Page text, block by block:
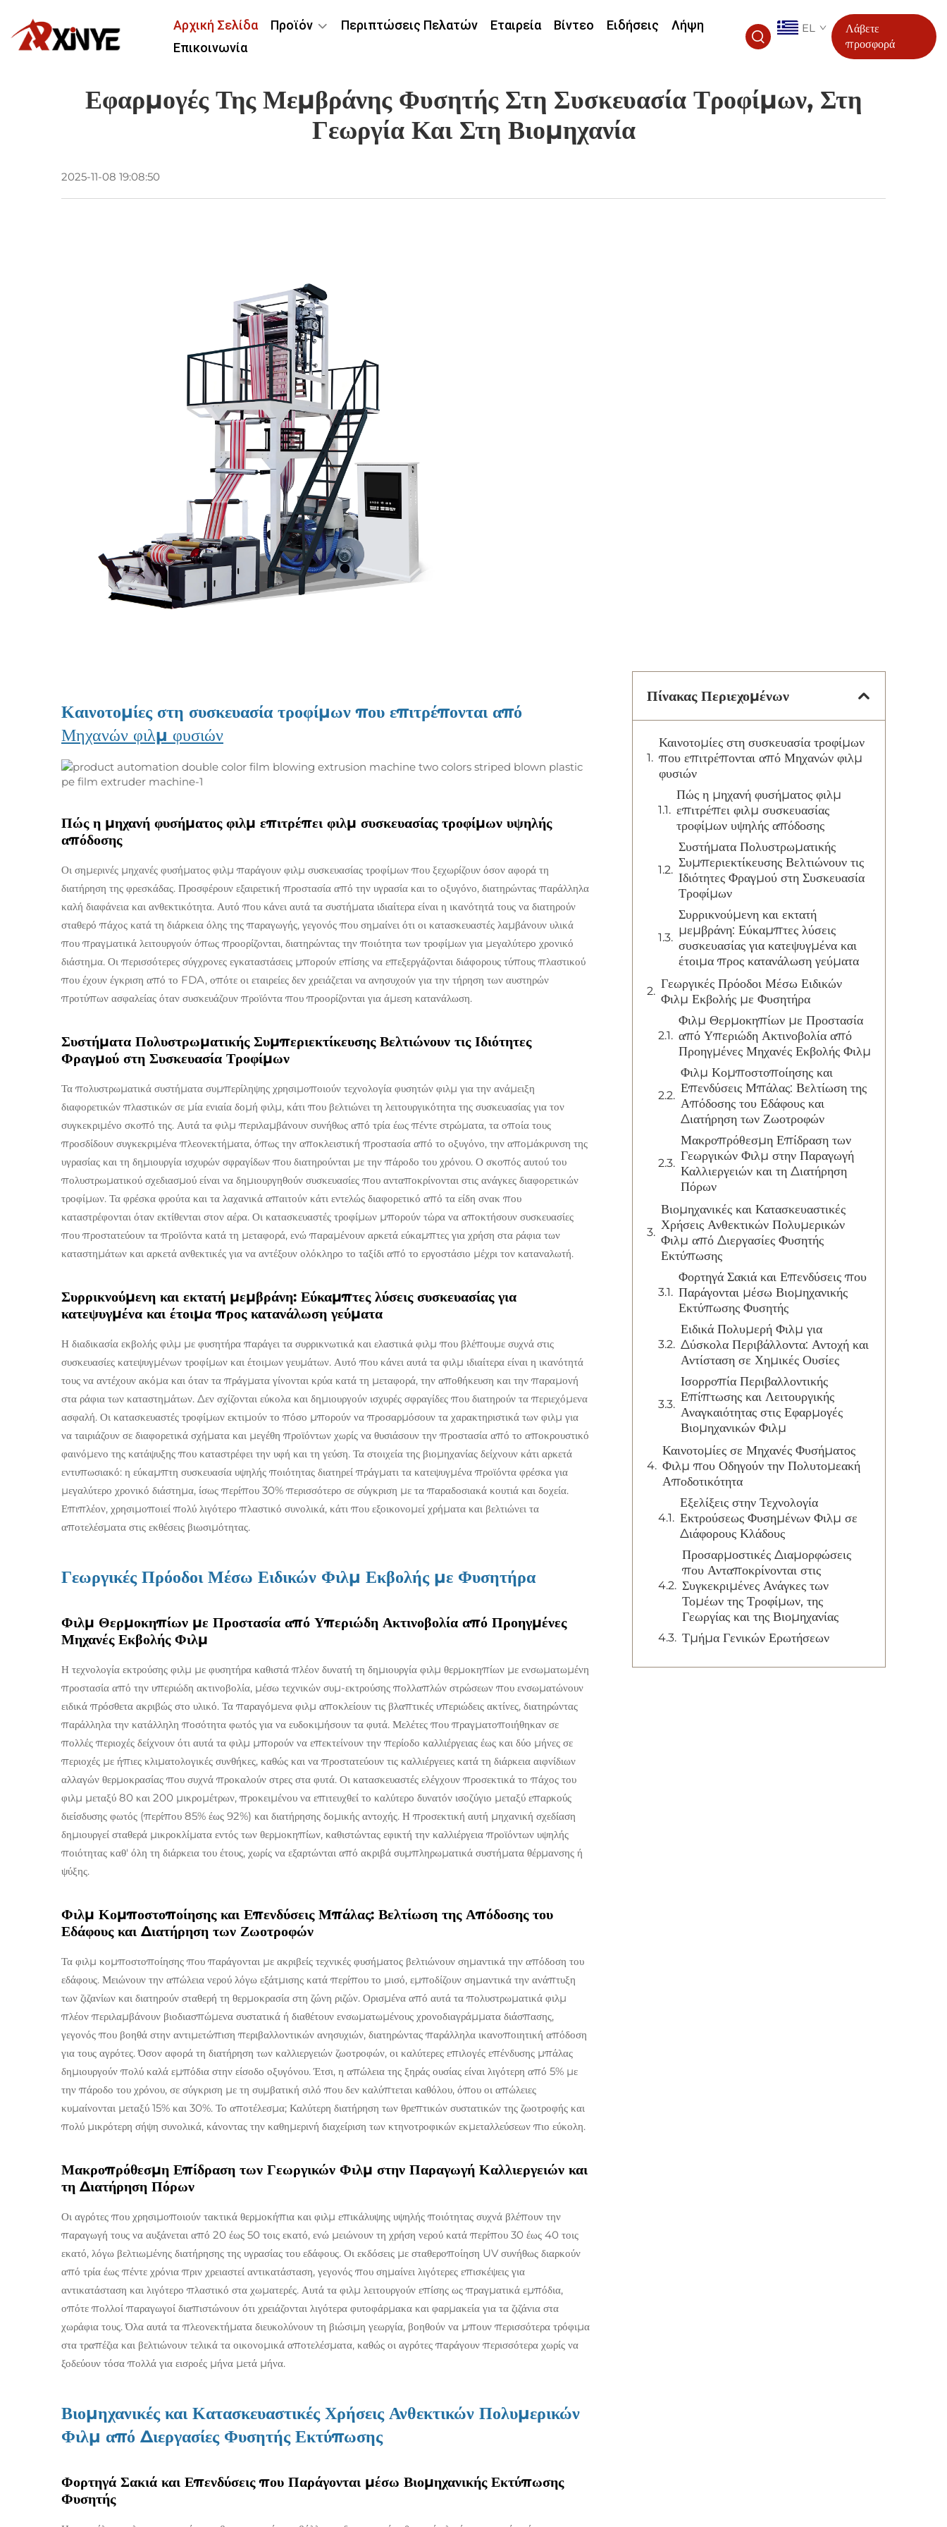
Αρχική Σελίδα Προϊόν Περιπτώσεις Πελατών Εταιρεία Βίντεο Ειδήσεις
Λήψη
Επικοινωνία
EL
Λάβετε
προσφορά
Εφαρμογές Της Μεμβράνης Φυσητής Στη Συσκευασία Τροφίμων, Στη
Γεωργία Και Στη Βιομηχανία
2025-11-08 19:08:50
Καινοτομίες στη συσκευασία τροφίμων που επιτρέπονται από
Μηχανών φιλμ φυσιών
Πώς η μηχανή φυσήματος φιλμ επιτρέπει φιλμ συσκευασίας τροφίμων υψηλής
απόδοσης
Οι σημερινές μηχανές φυσήματος φιλμ παράγουν φιλμ συσκευασίας τροφίμων που ξεχωρίζουν όσον αφορά τη
διατήρηση της φρεσκάδας. Προσφέρουν εξαιρετική προστασία από την υγρασία και το οξυγόνο, διατηρώντας παράλληλα
καλή διαφάνεια και ανθεκτικότητα. Αυτό που κάνει αυτά τα συστήματα ιδιαίτερα είναι η ικανότητά τους να διατηρούν
σταθερό πάχος κατά τη διάρκεια όλης της παραγωγής, γεγονός που σημαίνει ότι οι κατασκευαστές λαμβάνουν υλικά
που πραγματικά λειτουργούν όπως προορίζονται, διατηρώντας την ποιότητα των τροφίμων για μεγαλύτερο χρονικό
διάστημα. Οι περισσότερες σύγχρονες εγκαταστάσεις μπορούν επίσης να επεξεργάζονται διάφορους τύπους πλαστικού
που έχουν έγκριση από το FDA, οπότε οι εταιρείες δεν χρειάζεται να ανησυχούν για την τήρηση των αυστηρών
προτύπων ασφαλείας όταν συσκευάζουν προϊόντα που προορίζονται για άμεση κατανάλωση.
Συστήματα Πολυστρωματικής Συμπεριεκτίκευσης Βελτιώνουν τις Ιδιότητες
Φραγμού στη Συσκευασία Τροφίμων
Τα πολυστρωματικά συστήματα συμπερίληψης χρησιμοποιούν τεχνολογία φυσητών φιλμ για την ανάμειξη
διαφορετικών πλαστικών σε μία ενιαία δομή φιλμ, κάτι που βελτιώνει τη λειτουργικότητα της συσκευασίας για τον
συγκεκριμένο σκοπό της. Αυτά τα φιλμ περιλαμβάνουν συνήθως από τρία έως πέντε στρώματα, τα οποία τους
προσδίδουν συγκεκριμένα πλεονεκτήματα, όπως την αποκλειστική προστασία από το οξυγόνο, την απομάκρυνση της
υγρασίας και τη δημιουργία ισχυρών σφραγίδων που διατηρούνται με την πάροδο του χρόνου. Ο σκοπός αυτού του
πολυστρωματικού σχεδιασμού είναι να δημιουργηθούν συσκευασίες που ανταποκρίνονται στις ανάγκες διαφορετικών
τροφίμων. Τα φρέσκα φρούτα και τα λαχανικά απαιτούν κάτι εντελώς διαφορετικό από τα είδη σνακ που
καταστρέφονται όταν εκτίθενται στον αέρα. Οι κατασκευαστές τροφίμων μπορούν τώρα να αποκτήσουν συσκευασίες
που προστατεύουν τα προϊόντα κατά τη μεταφορά, ενώ παραμένουν αρκετά εύκαμπτες για χρήση στα ράφια των
καταστημάτων και αρκετά ανθεκτικές για να αντέξουν ολόκληρο το ταξίδι από το εργοστάσιο μέχρι τον καταναλωτή.
Συρρικνούμενη και εκτατή μεμβράνη: Εύκαμπτες λύσεις συσκευασίας για
κατεψυγμένα και έτοιμα προς κατανάλωση γεύματα
Η διαδικασία εκβολής φιλμ με φυσητήρα παράγει τα συρρικνωτικά και ελαστικά φιλμ που βλέπουμε συχνά στις
συσκευασίες κατεψυγμένων τροφίμων και έτοιμων γευμάτων. Αυτό που κάνει αυτά τα φιλμ ιδιαίτερα είναι η ικανότητά
τους να αντέχουν ακόμα και όταν τα πράγματα γίνονται κρύα κατά τη μεταφορά, την αποθήκευση και την παραμονή
στα ράφια των καταστημάτων. Δεν σχίζονται εύκολα και δημιουργούν ισχυρές σφραγίδες που διατηρούν τα περιεχόμενα
ασφαλή. Οι κατασκευαστές τροφίμων εκτιμούν το πόσο μπορούν να προσαρμόσουν τα χαρακτηριστικά των φιλμ για
να ταιριάζουν σε διαφορετικά σχήματα και μεγέθη προϊόντων χωρίς να θυσιάσουν την προστασία από το αποκρουστικό
φαινόμενο της κατάψυξης που καταστρέφει την υφή και τη γεύση. Τα στοιχεία της βιομηχανίας δείχνουν κάτι αρκετά
εντυπωσιακό: η εύκαμπτη συσκευασία υψηλής ποιότητας διατηρεί πράγματι τα κατεψυγμένα προϊόντα φρέσκα για
μεγαλύτερο χρονικό διάστημα, ίσως περίπου 30% περισσότερο σε σύγκριση με τα παραδοσιακά κουτιά και δοχεία.
Επιπλέον, χρησιμοποιεί πολύ λιγότερο πλαστικό συνολικά, κάτι που εξοικονομεί χρήματα και βελτιώνει τα
αποτελέσματα στις εκθέσεις βιωσιμότητας.
Γεωργικές Πρόοδοι Μέσω Ειδικών Φιλμ Εκβολής με Φυσητήρα
Φιλμ Θερμοκηπίων με Προστασία από Υπεριώδη Ακτινοβολία από Προηγμένες
Μηχανές Εκβολής Φιλμ
Η τεχνολογία εκτρούσης φιλμ με φυσητήρα καθιστά πλέον δυνατή τη δημιουργία φιλμ θερμοκηπίων με ενσωματωμένη
προστασία από την υπεριώδη ακτινοβολία, μέσω τεχνικών συμ-εκτρούσης πολλαπλών στρώσεων που ενσωματώνουν
ειδικά πρόσθετα ακριβώς στο υλικό. Τα παραγόμενα φιλμ αποκλείουν τις βλαπτικές υπεριώδεις ακτίνες, διατηρώντας
παράλληλα την κατάλληλη ποσότητα φωτός για να ευδοκιμήσουν τα φυτά. Μελέτες που πραγματοποιήθηκαν σε
πολλές περιοχές δείχνουν ότι αυτά τα φιλμ μπορούν να επεκτείνουν την περίοδο καλλιέργειας έως και δύο μήνες σε
περιοχές με ήπιες κλιματολογικές συνθήκες, καθώς και να προστατεύουν τις καλλιέργειες κατά τη διάρκεια αιφνίδιων
αλλαγών θερμοκρασίας που συχνά προκαλούν στρες στα φυτά. Οι κατασκευαστές ελέγχουν προσεκτικά το πάχος του
φιλμ μεταξύ 80 και 200 μικρομέτρων, προκειμένου να επιτευχθεί το καλύτερο δυνατόν ισοζύγιο μεταξύ επαρκούς
διείσδυσης φωτός (περίπου 85% έως 92%) και διατήρησης δομικής αντοχής. Η προσεκτική αυτή μηχανική σχεδίαση
δημιουργεί σταθερά μικροκλίματα εντός των θερμοκηπίων, καθιστώντας εφικτή την καλλιέργεια προϊόντων υψηλής
ποιότητας καθ' όλη τη διάρκεια του έτους, χωρίς να εξαρτώνται από ακριβά συμπληρωματικά συστήματα θέρμανσης ή
ψύξης.
Φιλμ Κομποστοποίησης και Επενδύσεις Μπάλας: Βελτίωση της Απόδοσης του
Εδάφους και Διατήρηση των Ζωοτροφών
Τα φιλμ κομποστοποίησης που παράγονται με ακριβείς τεχνικές φυσήματος βελτιώνουν σημαντικά την απόδοση του
εδάφους. Μειώνουν την απώλεια νερού λόγω εξάτμισης κατά περίπου το μισό, εμποδίζουν σημαντικά την ανάπτυξη
των ζιζανίων και διατηρούν σταθερή τη θερμοκρασία στη ζώνη ριζών. Ορισμένα από αυτά τα πολυστρωματικά φιλμ
πλέον περιλαμβάνουν βιοδιασπώμενα συστατικά ή διαθέτουν ενσωματωμένους χρονοδιαγράμματα διάσπασης,
γεγονός που βοηθά στην αντιμετώπιση περιβαλλοντικών ανησυχιών, διατηρώντας παράλληλα ικανοποιητική απόδοση
για τους αγρότες. Όσον αφορά τη διατήρηση των καλλιεργειών ζωοτροφών, οι καλύτερες επιλογές επένδυσης μπάλας
δημιουργούν πολύ καλά εμπόδια στην είσοδο οξυγόνου. Έτσι, η απώλεια της ξηράς ουσίας είναι λιγότερη από 5% με
την πάροδο του χρόνου, σε σύγκριση με τη συμβατική σιλό που δεν καλύπτεται καθόλου, όπου οι απώλειες
κυμαίνονται μεταξύ 15% και 30%. Το αποτέλεσμα; Καλύτερη διατήρηση των θρεπτικών συστατικών της ζωοτροφής και
πολύ μικρότερη σήψη συνολικά, κάνοντας την καθημερινή διαχείριση των κτηνοτροφικών εκμεταλλεύσεων πιο εύκολη.
Μακροπρόθεσμη Επίδραση των Γεωργικών Φιλμ στην Παραγωγή Καλλιεργειών και
τη Διατήρηση Πόρων
Οι αγρότες που χρησιμοποιούν τακτικά θερμοκήπια και φιλμ επικάλυψης υψηλής ποιότητας συχνά βλέπουν την
παραγωγή τους να αυξάνεται από 20 έως 50 τοις εκατό, ενώ μειώνουν τη χρήση νερού κατά περίπου 30 έως 40 τοις
εκατό, λόγω βελτιωμένης διατήρησης της υγρασίας του εδάφους. Οι εκδόσεις με σταθεροποίηση UV συνήθως διαρκούν
από τρία έως πέντε χρόνια πριν χρειαστεί αντικατάσταση, γεγονός που σημαίνει λιγότερες επισκέψεις για
αντικατάσταση και λιγότερο πλαστικό στα χωματερές. Αυτά τα φιλμ λειτουργούν επίσης ως πραγματικά εμπόδια,
οπότε πολλοί παραγωγοί διαπιστώνουν ότι χρειάζονται λιγότερα φυτοφάρμακα και φαρμακεία για τα ζιζάνια στα
χωράφια τους. Όλα αυτά τα πλεονεκτήματα διευκολύνουν τη βιώσιμη γεωργία, βοηθούν να μπουν περισσότερα τρόφιμα
στα τραπέζια και βελτιώνουν τελικά τα οικονομικά αποτελέσματα, καθώς οι αγρότες παράγουν περισσότερα χωρίς να
ξοδεύουν τόσα πολλά για εισροές μήνα μετά μήνα.
Βιομηχανικές και Κατασκευαστικές Χρήσεις Ανθεκτικών Πολυμερικών
Φιλμ από Διεργασίες Φυσητής Εκτύπωσης
Φορτηγά Σακιά και Επενδύσεις που Παράγονται μέσω Βιομηχανικής Εκτύπωσης
Φυσητής
Πίνακας Περιεχομένων
Καινοτομίες στη συσκευασία τροφίμων
που επιτρέπονται από Μηχανών φιλμ
φυσιών
Πώς η μηχανή φυσήματος φιλμ
επιτρέπει φιλμ συσκευασίας
τροφίμων υψηλής απόδοσης
Συστήματα Πολυστρωματικής
Συμπεριεκτίκευσης Βελτιώνουν τις
Ιδιότητες Φραγμού στη Συσκευασία
Τροφίμων
Συρρικνούμενη και εκτατή
μεμβράνη: Εύκαμπτες λύσεις
συσκευασίας για κατεψυγμένα και
έτοιμα προς κατανάλωση γεύματα
Γεωργικές Πρόοδοι Μέσω Ειδικών
Φιλμ Εκβολής με Φυσητήρα
Φιλμ Θερμοκηπίων με Προστασία
από Υπεριώδη Ακτινοβολία από
Προηγμένες Μηχανές Εκβολής Φιλμ
Φιλμ Κομποστοποίησης και
Επενδύσεις Μπάλας: Βελτίωση της
Απόδοσης του Εδάφους και
Διατήρηση των Ζωοτροφών
Μακροπρόθεσμη Επίδραση των
Γεωργικών Φιλμ στην Παραγωγή
Καλλιεργειών και τη Διατήρηση
Πόρων
Βιομηχανικές και Κατασκευαστικές
Χρήσεις Ανθεκτικών Πολυμερικών
Φιλμ από Διεργασίες Φυσητής
Εκτύπωσης
Φορτηγά Σακιά και Επενδύσεις που
Παράγονται μέσω Βιομηχανικής
Εκτύπωσης Φυσητής
Ειδικά Πολυμερή Φιλμ για
Δύσκολα Περιβάλλοντα: Αντοχή και
Αντίσταση σε Χημικές Ουσίες
Ισορροπία Περιβαλλοντικής
Επίπτωσης και Λειτουργικής
Αναγκαιότητας στις Εφαρμογές
Βιομηχανικών Φιλμ
Καινοτομίες σε Μηχανές Φυσήματος
Φιλμ που Οδηγούν την Πολυτομεακή
Αποδοτικότητα
Εξελίξεις στην Τεχνολογία
Εκτρούσεως Φυσημένων Φιλμ σε
Διάφορους Κλάδους
Προσαρμοστικές Διαμορφώσεις
που Ανταποκρίνονται στις
Συγκεκριμένες Ανάγκες των
Τομέων της Τροφίμων, της
Γεωργίας και της Βιομηχανίας
Τμήμα Γενικών Ερωτήσεων